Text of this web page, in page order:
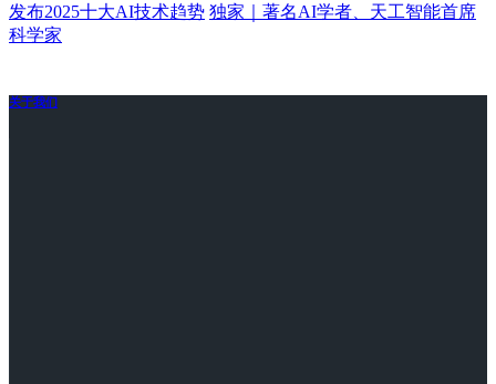
发布2025十大AI技术趋势 独家｜著名AI学者、天工智能首席
科学家
关于我们